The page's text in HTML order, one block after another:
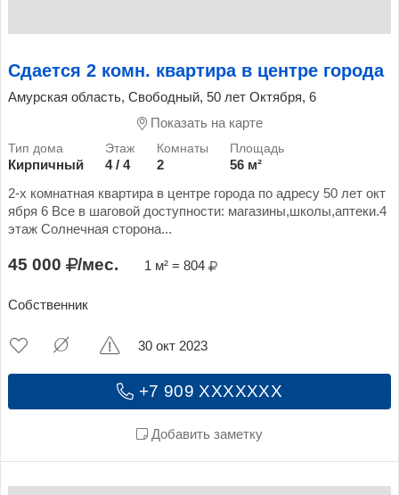
Сдается 2 комн. квартира в центре города
Амурская область, Свободный, 50 лет Октября, 6
Показать на карте
Кирпичный 4 / 4 2
56 м²
2-х комнатная квартира в центре города по адресу 50 лет окт
ября 6 Все в шаговой доступности: магазины,школы,аптеки.4
этаж Солнечная сторона...
45 000 /мес. 1 м² = 804
Собственник
+7 909 XXXXXXX
Добавить заметку
30 окт 2023